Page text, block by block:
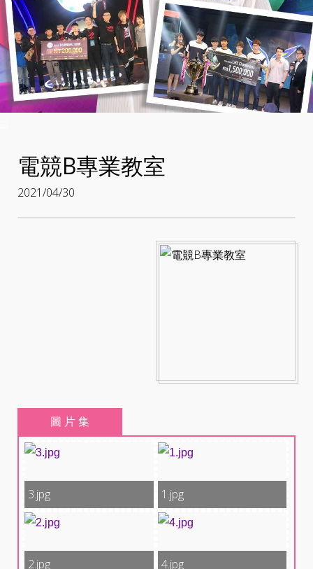
電競B專業教室
2021/04/30
圖 片 集
3.jpg 1.jpg
2.jpg 4.jpg